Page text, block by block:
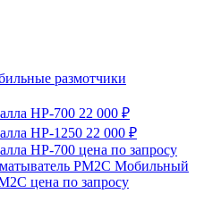
размотчики
HP-700 22 000 ₽
HP-1250 22 000 ₽
HP-700 цена по запросу
РМ2С Мобильный
цена по запросу